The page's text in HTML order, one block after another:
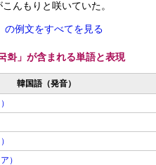
んもりと咲いていた。
の例文をすべてを見る
화」が含まれる単語と表現
韓国語（発音）
）